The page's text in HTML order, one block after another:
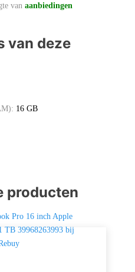
van aanbiedingen
van deze
16 GB
producten